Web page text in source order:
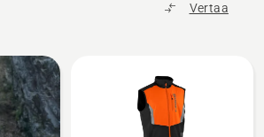
Vertaa